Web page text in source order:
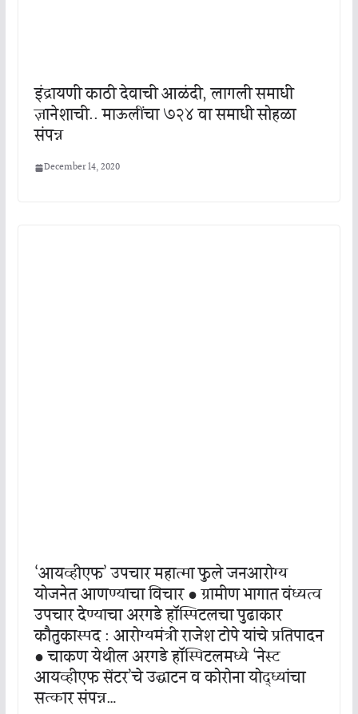
इंद्रायणी काठी देवाची आळंदी, लागली समाधी
ज्ञानेशाची.. माऊलींचा ७२४ वा समाधी सोहळा
संपन्न
December 14, 2020
‘आयव्हीएफ’ उपचार महात्मा फुले जनआरोग्य
योजनेत आणण्याचा विचार ● ग्रामीण भागात वंध्यत्व
उपचार देण्याचा अरगडे हॉस्पिटलचा पुढाकार
कौतुकास्पद : आरोग्यमंत्री राजेश टोपे यांचे प्रतिपादन
● चाकण येथील अरगडे हॉस्पिटलमध्ये ‘नेस्ट
आयव्हीएफ सेंटर’चे उद्घाटन व कोरोना योद्ध्यांचा
सत्कार संपन्न…